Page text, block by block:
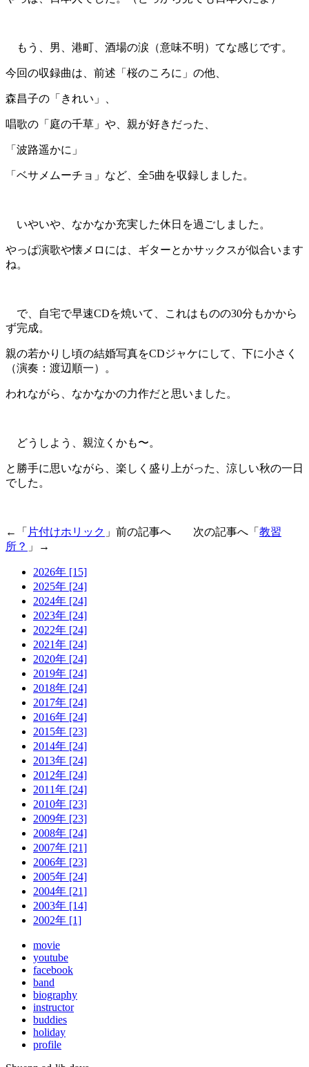
もう、男、港町、酒場の涙（意味不明）てな感じです。
今回の収録曲は、前述「桜のころに」の他、
森昌子の「きれい」、
唱歌の「庭の千草」や、親が好きだった、
「波路遥かに」
「ベサメムーチョ」など、全5曲を収録しました。
いやいや、なかなか充実した休日を過ごしました。
やっぱ演歌や懐メロには、ギターとかサックスが似合います
ね。
で、自宅で早速CDを焼いて、これはものの30分もかから
ず完成。
親の若かりし頃の結婚写真をCDジャケにして、下に小さく
（演奏：渡辺順一）。
われながら、なかなかの力作だと思いました。
どうしよう、親泣くかも〜。
と勝手に思いながら、楽しく盛り上がった、涼しい秋の一日
でした。
←「 片付けホリック 」前の記事へ 次の記事へ「 教習
所？ 」→
2026年 [15]
2025年 [24]
2024年 [24]
2023年 [24]
2022年 [24]
2021年 [24]
2020年 [24]
2019年 [24]
2018年 [24]
2017年 [24]
2016年 [24]
2015年 [23]
2014年 [24]
2013年 [24]
2012年 [24]
2011年 [24]
2010年 [23]
2009年 [23]
2008年 [24]
2007年 [21]
2006年 [23]
2005年 [24]
2004年 [21]
2003年 [14]
2002年 [1]
movie
youtube
facebook
band
biography
instructor
buddies
holiday
profile